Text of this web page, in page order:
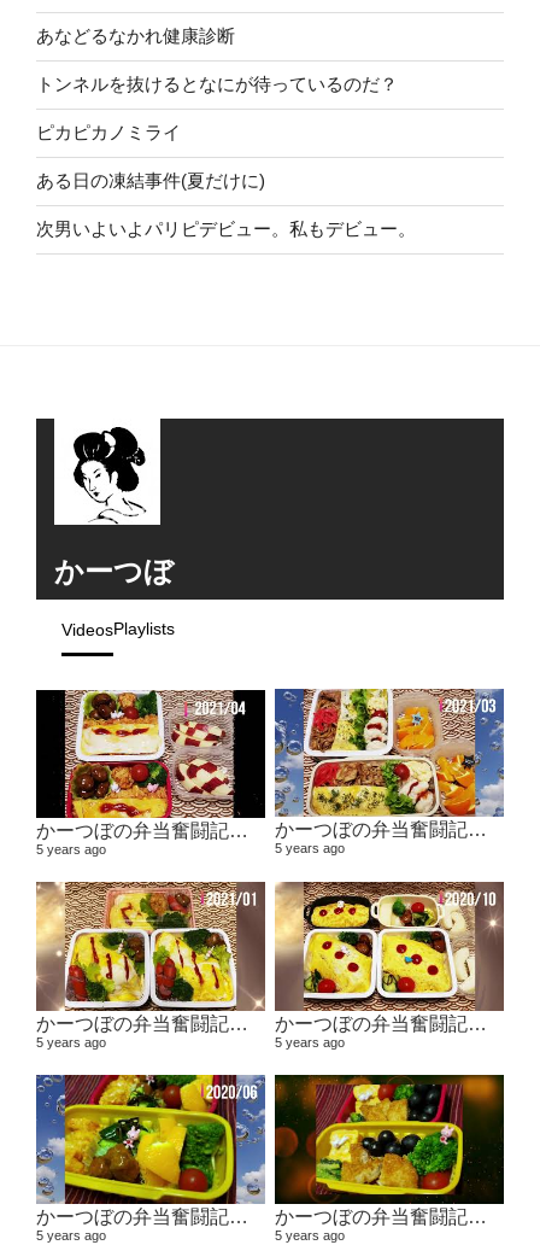
あなどるなかれ健康診断
トンネルを抜けるとなにが待っているのだ？
ピカピカノミライ
ある日の凍結事件(夏だけに)
次男いよいよパリピデビュー。私もデビュー。
かーつぼ
VideosPlaylists
かーつぼの弁当奮闘記その6 【２０２１年４月～５月】
5 years ago
かーつぼの弁当奮闘記その5 【２０２１年２月～３月】
5 years ago
かーつぼの弁当奮闘記その４ 【２０２０年１１月～２０２１年１月】
5 years ago
かーつぼの弁当奮闘記その３ 【２０２０年８・９月～１０月】
5 years ago
かーつぼの弁当奮闘記その２ 【２０２０年６月～７月】
5 years ago
かーつぼの弁当奮闘記その1 2020年４月～５月
5 years ago